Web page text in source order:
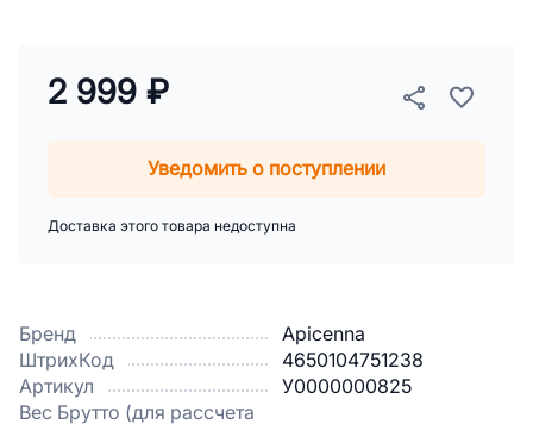
Бренд
Apicenna
ШтрихКод
4650104751238
Артикул
У0000000825
Вес Брутто (для рассчета
2 999 ₽
Уведомить о поступлении
Доставка этого товара недоступна